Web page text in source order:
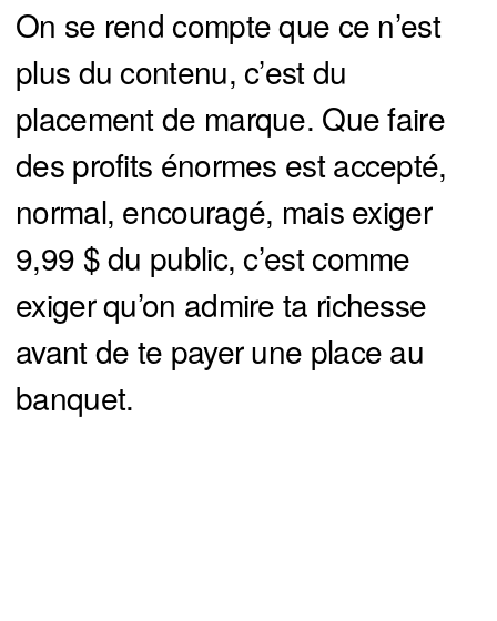
On se rend compte que ce n’est
plus du contenu, c’est du
placement de marque. Que faire
des profits énormes est accepté,
normal, encouragé, mais exiger
9,99 $ du public, c’est comme
exiger qu’on admire ta richesse
avant de te payer une place au
banquet.